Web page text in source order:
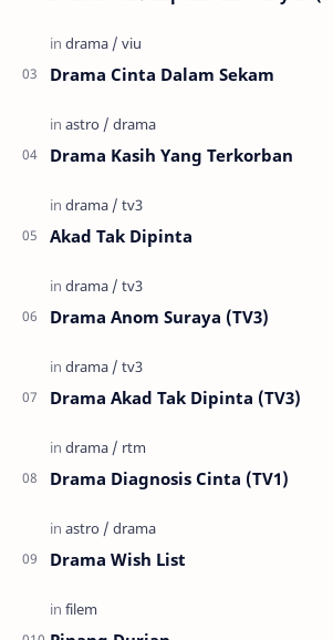
Drama Cinta Dalam Sekam
Drama Kasih Yang Terkorban
Akad Tak Dipinta
Drama Anom Suraya (TV3)
Drama Akad Tak Dipinta (TV3)
Drama Diagnosis Cinta (TV1)
Drama Wish List